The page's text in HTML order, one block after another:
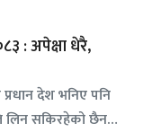
: अपेक्षा धेरै,
देश भनिए पनि
लिन सकिरहेको छैन…